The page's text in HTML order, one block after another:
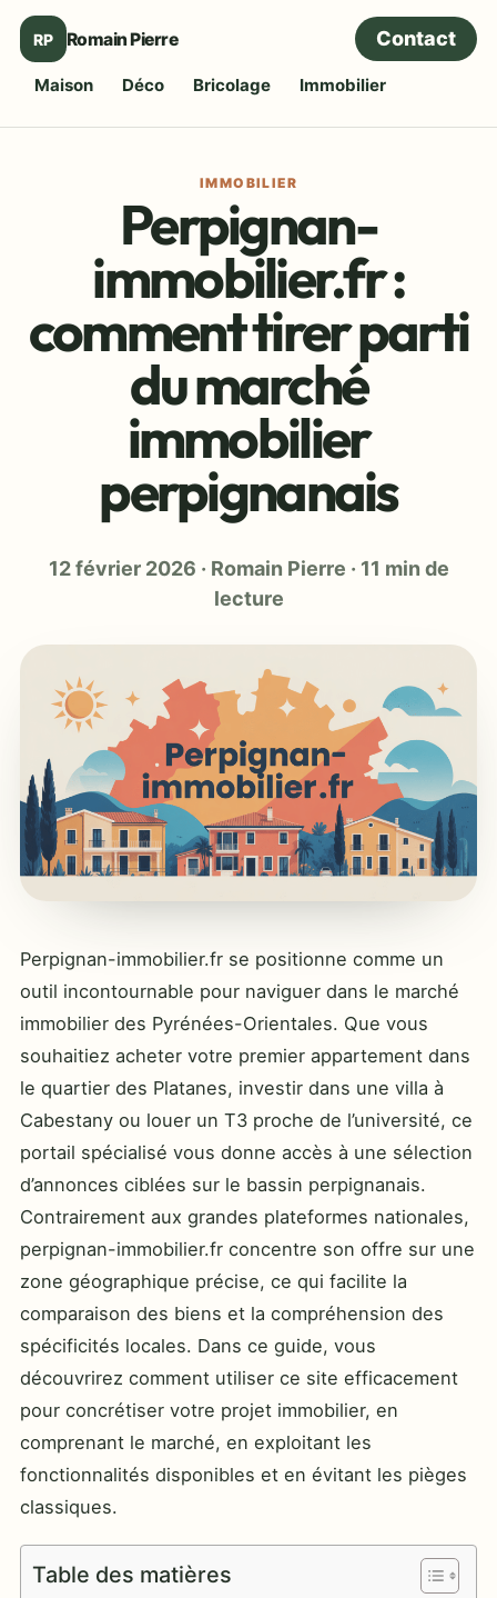
RP Romain Pierre
Maison Déco Bricolage Immobilier
Contact
IMMOBILIER
Perpignan-
immobilier.fr :
comment tirer parti
du marché
immobilier
perpignanais
12 février 2026 · Romain Pierre · 11 min de
lecture
Perpignan-immobilier.fr se positionne comme un
outil incontournable pour naviguer dans le marché
immobilier des Pyrénées-Orientales. Que vous
souhaitiez acheter votre premier appartement dans
le quartier des Platanes, investir dans une villa à
Cabestany ou louer un T3 proche de l’université, ce
portail spécialisé vous donne accès à une sélection
d’annonces ciblées sur le bassin perpignanais.
Contrairement aux grandes plateformes nationales,
perpignan-immobilier.fr concentre son offre sur une
zone géographique précise, ce qui facilite la
comparaison des biens et la compréhension des
spécificités locales. Dans ce guide, vous
découvrirez comment utiliser ce site efficacement
pour concrétiser votre projet immobilier, en
comprenant le marché, en exploitant les
fonctionnalités disponibles et en évitant les pièges
classiques.
Table des matières